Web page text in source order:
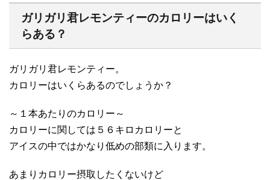
ガリガリ君レモンティーのカロリーはいく
らある？
ガリガリ君レモンティー。
カロリーはいくらあるのでしょうか？
～１本あたりのカロリー～
カロリーに関しては５６キロカロリーと
アイスの中ではかなり低めの部類に入ります。
あまりカロリー摂取したくないけど